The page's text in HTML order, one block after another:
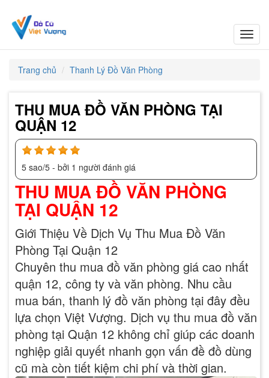
Trang chủ
Thanh Lý Đồ Văn Phòng
THU MUA ĐỒ VĂN PHÒNG TẠI
QUẬN 12
5 sao/5 - bởi 1 người đánh giá
THU MUA ĐỒ VĂN PHÒNG
TẠI QUẬN 12
Giới Thiệu Về Dịch Vụ Thu Mua Đồ Văn
Phòng Tại Quận 12
Chuyên thu mua đồ văn phòng giá cao nhất
quận 12, công ty và văn phòng. Nhu cầu
mua bán, thanh lý đồ văn phòng tại đây đều
lựa chọn Việt Vượng. Dịch vụ thu mua đồ văn
phòng tại Quận 12 không chỉ giúp các doanh
nghiệp giải quyết nhanh gọn vấn đề đồ dùng
cũ mà còn tiết kiệm chi phí và thời gian.